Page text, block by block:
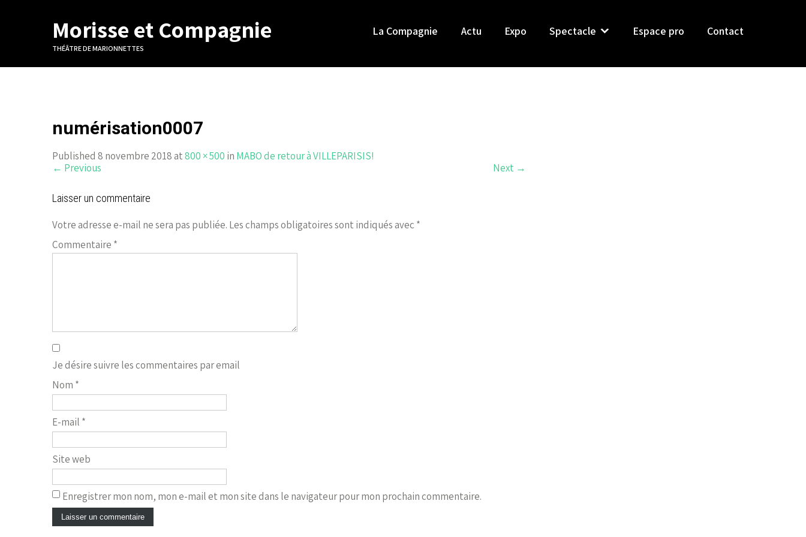
Morisse et Compagnie
THÉÂTRE DE MARIONNETTES
La Compagnie Actu Expo Spectacle Espace pro Contact
numérisation0007
Published 8 novembre 2018 at800 × 500 in MABO de retour à VILLEPARISIS!
← Previous Next →
Laisser un commentaire
Votre adresse e-mail ne sera pas publiée. Les champs obligatoires sont indiqués avec *
Commentaire *
Je désire suivre les commentaires par email
Nom *
E-mail *
Site web
Enregistrer mon nom, mon e-mail et mon site dans le navigateur pour mon prochain commentaire.